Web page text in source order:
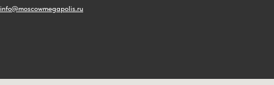
info@moscowmegapolis.ru